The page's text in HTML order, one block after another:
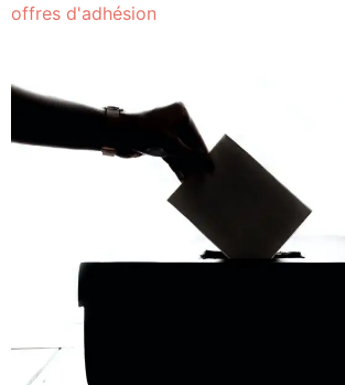
offres d'adhésion